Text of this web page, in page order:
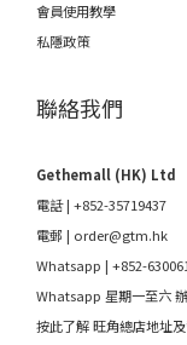
會員使用教學
私隱政策
聯絡我們
Gethemall (HK) Ltd
電話 | +852-35719437
電郵 | order@gtm.hk
Whatsapp | +852-
Whatsapp 星期一至六
按此了解 旺角總店地址